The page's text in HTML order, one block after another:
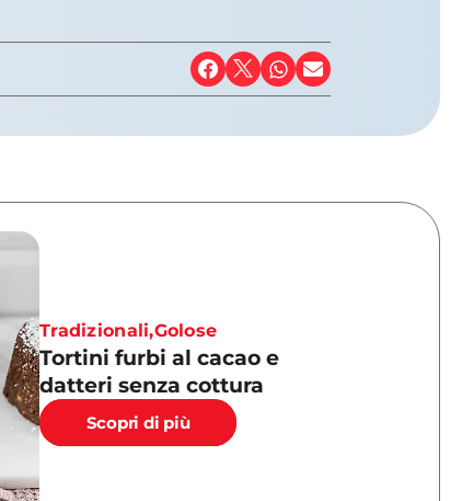
Tradizionali,Golose
Tortini furbi al cacao e
datteri senza cottura
Scopri di più